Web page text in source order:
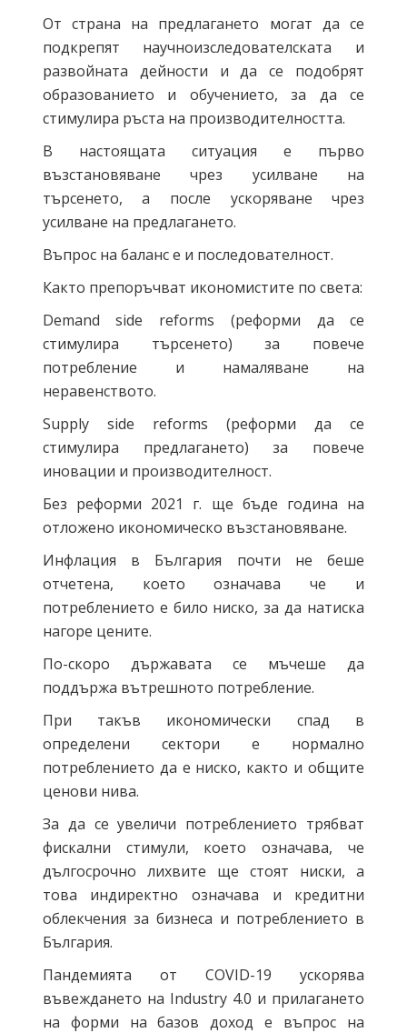
От страна на предлагането могат да се
подкрепят научноизследователската и
развойната дейности и да се подобрят
образованието и обучението, за да се
стимулира ръста на производителността.
В настоящата ситуация е първо
възстановяване чрез усилване на
търсенето, а после ускоряване чрез
усилване на предлагането.
Въпрос на баланс е и последователност.
Както препоръчват икономистите по света:
Demand side reforms (реформи да се
стимулира търсенето) за повече
потребление и намаляване на
неравенството.
Supply side reforms (реформи да се
стимулира предлагането) за повече
иновации и производителност.
Без реформи 2021 г. ще бъде година на
отложено икономическо възстановяване.
Инфлация в България почти не беше
отчетена, което означава че и
потреблението е било ниско, за да натиска
нагоре цените.
По-скоро държавата се мъчеше да
поддържа вътрешното потребление.
При такъв икономически спад в
определени сектори е нормално
потреблението да е ниско, както и общите
ценови нива.
За да се увеличи потреблението трябват
фискални стимули, което означава, че
дългосрочно лихвите ще стоят ниски, а
това индиректно означава и кредитни
облекчения за бизнеса и потреблението в
България.
Пандемията от COVID-19 ускорява
въвеждането на Industry 4.0 и прилагането
на форми на базов доход е въпрос на